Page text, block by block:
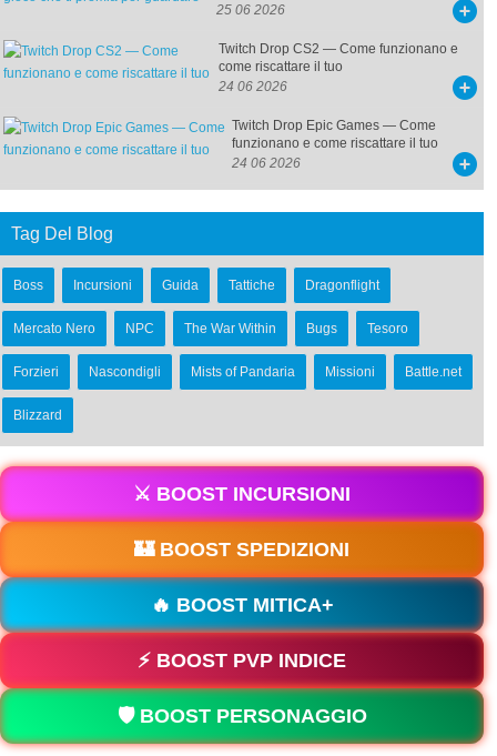
25 06 2026
Twitch Drop CS2 — Come funzionano e
come riscattare il tuo
24 06 2026
Twitch Drop Epic Games — Come
funzionano e come riscattare il tuo
24 06 2026
Tag Del Blog
Boss Incursioni Guida Tattiche Dragonflight
Mercato Nero NPC The War Within Bugs Tesoro
Forzieri Nascondigli Mists of Pandaria Missioni Battle.net
Blizzard
⚔️ BOOST INCURSIONI
🏰 BOOST SPEDIZIONI
🔥 BOOST MITICA+
⚡ BOOST PVP INDICE
🛡️ BOOST PERSONAGGIO